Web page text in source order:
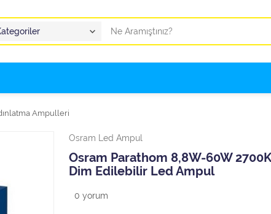
Ampulleri
Osram Led Ampul
Osram Parathom 8,8W-60W
Dim Edilebilir Led Ampul
0 yorum